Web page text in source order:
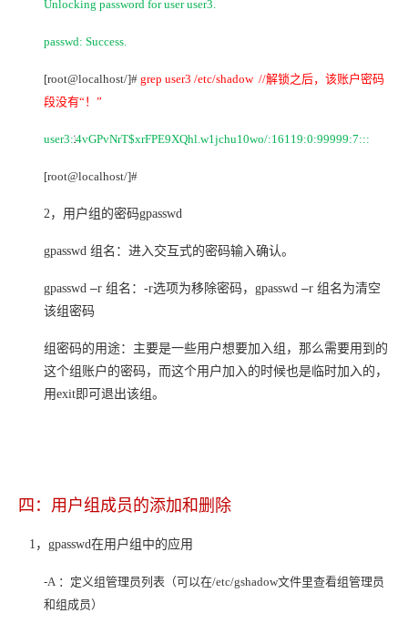
Unlocking password for user user3.
passwd: Success.
[root@localhost/]# grep user3 /etc/shadow //解锁之后，该账户密码
段没有“！”
user3:14vGPvNrT$xrFPE9XQhl.w1jchu10wo/:16119:0:99999:7:::
[root@localhost/]#
2，用户组的密码gpasswd
gpasswd 组名：进入交互式的密码输入确认。
gpasswd –r 组名：-r选项为移除密码，gpasswd –r 组名为清空
该组密码
组密码的用途：主要是一些用户想要加入组，那么需要用到的
这个组账户的密码，而这个用户加入的时候也是临时加入的，
用exit即可退出该组。
四：用户组成员的添加和删除
1， gpasswd在用户组中的应用
-A ：定义组管理员列表（可以在/etc/gshadow文件里查看组管理员
和组成员）